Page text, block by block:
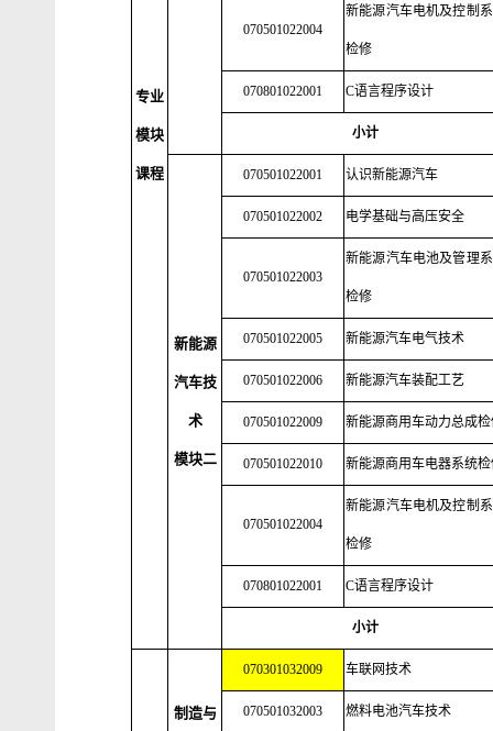
专业
模块
课程
070501022004
新能源汽车电机及控制
检修
070801022001 C语言程序设计
小计
新能源
汽车技
术
模块二
070501022001 认识新能源汽车
070501022002 电学基础与高压安全
070501022003
新能源汽车电池及管理
检修
070501022005 新能源汽车电气技术
070501022006 新能源汽车装配工艺
070501022009 新能源商用车动力总成
070501022010 新能源商用车电器系统
070501022004
新能源汽车电机及控制
检修
070801022001 C语言程序设计
小计
制造与
070301032009 车联网技术
070501032003 燃料电池汽车技术